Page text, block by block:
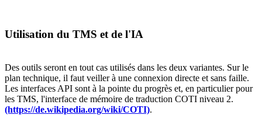
Utilisation du TMS et de l'IA
Des outils seront en tout cas utilisés dans les deux variantes. Sur le
plan technique, il faut veiller à une connexion directe et sans faille.
Les interfaces API sont à la pointe du progrès et, en particulier pour
les TMS, l'interface de mémoire de traduction COTI niveau 2.
(https://de.wikipedia.org/wiki/COTI).